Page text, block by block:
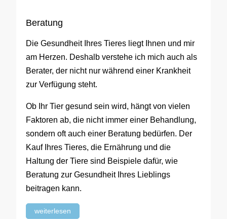
Beratung
Die Gesundheit Ihres Tieres liegt Ihnen und mir
am Herzen. Deshalb verstehe ich mich auch als
Berater, der nicht nur während einer Krankheit
zur Verfügung steht.
Ob Ihr Tier gesund sein wird, hängt von vielen
Faktoren ab, die nicht immer einer Behandlung,
sondern oft auch einer Beratung bedürfen. Der
Kauf Ihres Tieres, die Ernährung und die
Haltung der Tiere sind Beispiele dafür, wie
Beratung zur Gesundheit Ihres Lieblings
beitragen kann.
weiterlesen